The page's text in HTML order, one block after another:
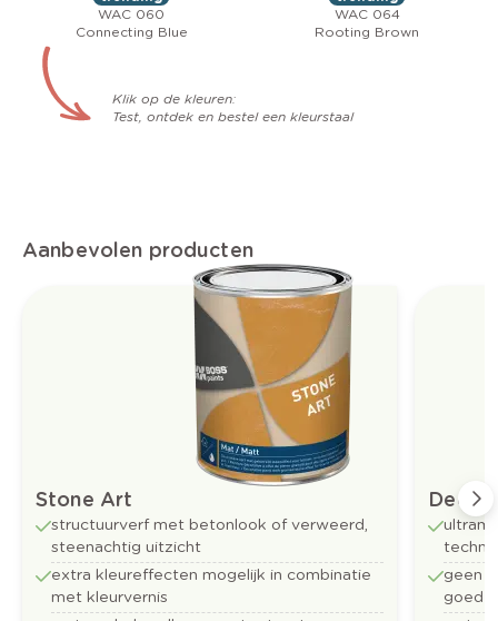
WAC 060
Connecting Blue
WAC 064
Rooting Brown
Klik op de kleuren:
Test, ontdek en bestel een kleurstaal
Aanbevolen producten
Stone Art
structuurverf met betonlook of verweerd,
steenachtig uitzicht
extra kleureffecten mogelijk in combinatie
met kleurvernis
geen
goed